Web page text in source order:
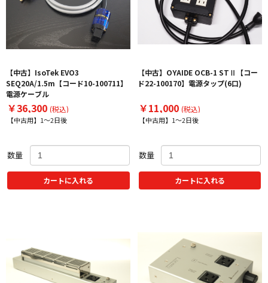
【中古】IsoTek EVO3
SEQ20A/1.5m【コード10-100711】
電源ケーブル
￥36,300 (税込)
【中古用】1～2日後
数量
カートに入れる
【中古】OYAIDE OCB-1 STⅡ【コー
ド22-100170】電源タップ(6口)
￥11,000 (税込)
【中古用】1～2日後
数量
カートに入れる